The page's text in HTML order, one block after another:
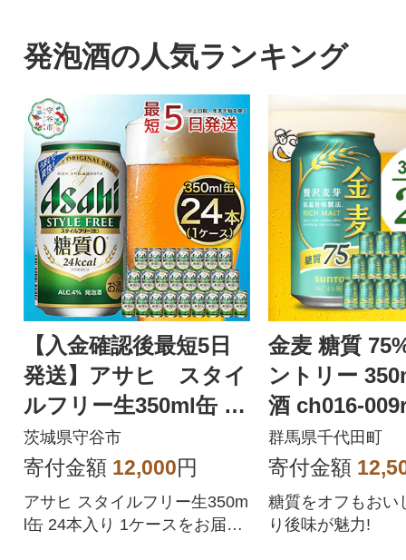
発泡酒の人気ランキング
【入金確認後最短5日
発送】アサヒ スタイ
ルフリー生350ml缶 24
本入り 1ケース
茨城県守谷市
寄付金額 12,000円
アサヒ スタイルフリー生350m
l缶 24本入り 1ケースをお届け
金麦 糖質
ントリー 350ml
酒 ch016-
群馬県千代田町
寄付金額
糖質をオフもおい
り後味が魅力!